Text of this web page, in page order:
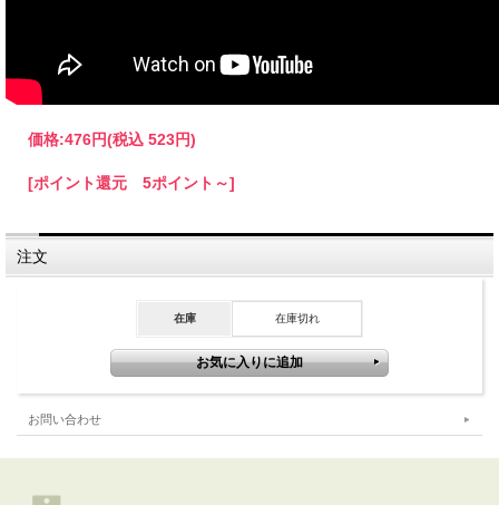
価格:476円(税込 523円)
[ポイント還元 5ポイント～]
注文
在庫 在庫切れ
お問い合わせ